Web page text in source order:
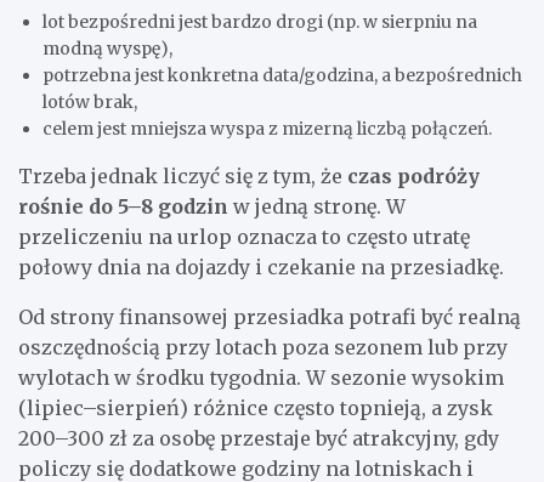
lot bezpośredni jest bardzo drogi (np. w sierpniu na
modną wyspę),
potrzebna jest konkretna data/godzina, a bezpośrednich
lotów brak,
celem jest mniejsza wyspa z mizerną liczbą połączeń.
Trzeba jednak liczyć się z tym, że czas podróży
rośnie do 5–8 godzin w jedną stronę. W
przeliczeniu na urlop oznacza to często utratę
połowy dnia na dojazdy i czekanie na przesiadkę.
Od strony finansowej przesiadka potrafi być realną
oszczędnością przy lotach poza sezonem lub przy
wylotach w środku tygodnia. W sezonie wysokim
(lipiec–sierpień) różnice często topnieją, a zysk
200–300 zł za osobę przestaje być atrakcyjny, gdy
policzy się dodatkowe godziny na lotniskach i